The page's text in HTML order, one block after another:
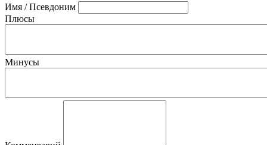
Имя / Псевдоним
Плюсы
Минусы